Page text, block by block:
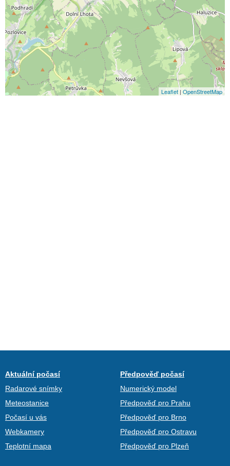
Leaflet| OpenStreetMap
Aktuální počasí
Radarové snímky
Meteostanice
Počasí u vás
Webkamery
Teplotní mapa
Předpověď počasí
Numerický model
Předpověď pro Prahu
Předpověď pro Brno
Předpověď pro Ostravu
Předpověď pro Plzeň